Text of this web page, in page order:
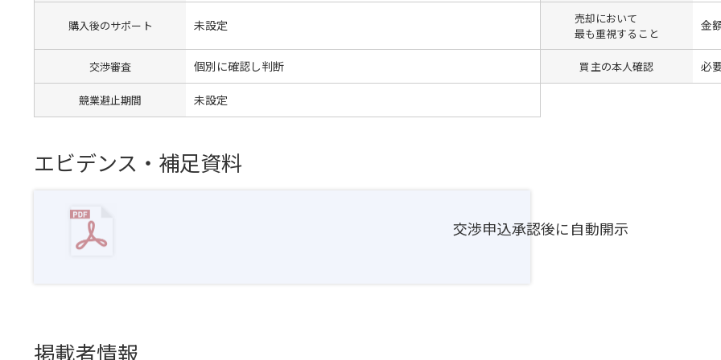
購入後のサポート 未設定
売却において
最も重視すること
金
交渉審査 個別に確認し判断 買主の本人確認 必
競業避止期間 未設定
エビデンス・補足資料
交渉申込承認後に自動開示
掲載者情報